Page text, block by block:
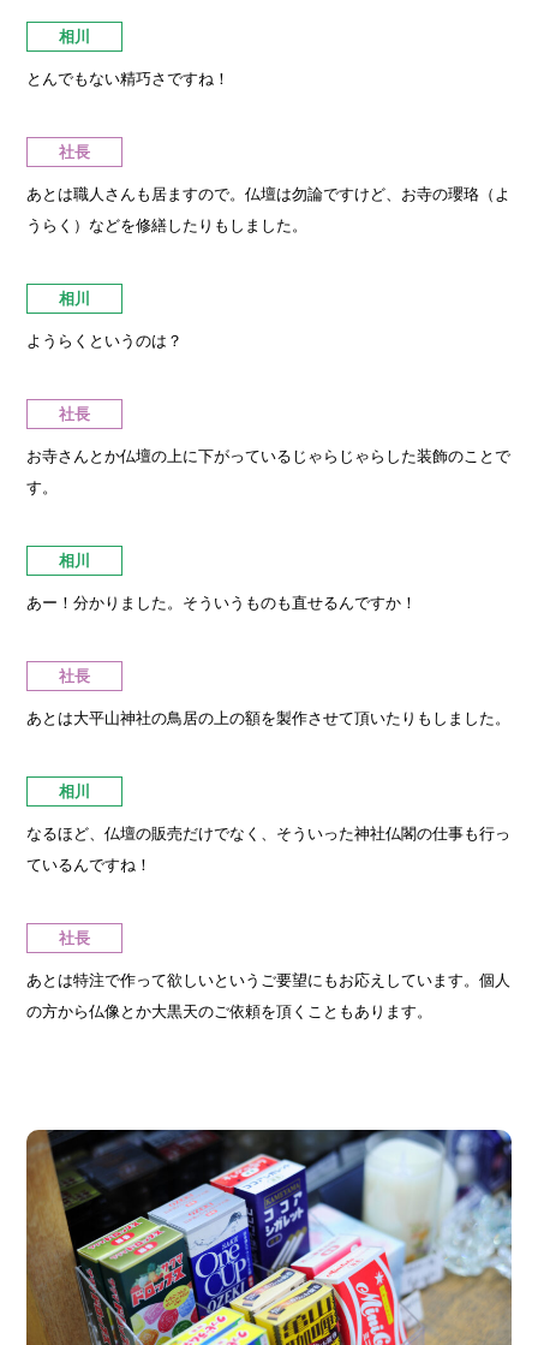
相川
とんでもない精巧さですね！
社長
あとは職人さんも居ますので。仏壇は勿論ですけど、お寺の瓔珞（よ
うらく）などを修繕したりもしました。
相川
ようらくというのは？
社長
お寺さんとか仏壇の上に下がっているじゃらじゃらした装飾のことで
す。
相川
あー！分かりました。そういうものも直せるんですか！
社長
あとは大平山神社の鳥居の上の額を製作させて頂いたりもしました。
相川
なるほど、仏壇の販売だけでなく、そういった神社仏閣の仕事も行っ
ているんですね！
社長
あとは特注で作って欲しいというご要望にもお応えしています。個人
の方から仏像とか大黒天のご依頼を頂くこともあります。